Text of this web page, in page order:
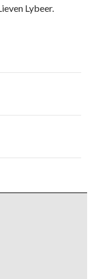
Lybeer.